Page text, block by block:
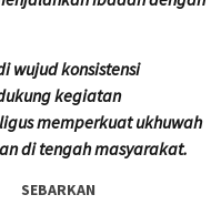
wujud konsistensi
kegiatan
memperkuat ukhuwah
di tengah masyarakat.
SEBARKAN